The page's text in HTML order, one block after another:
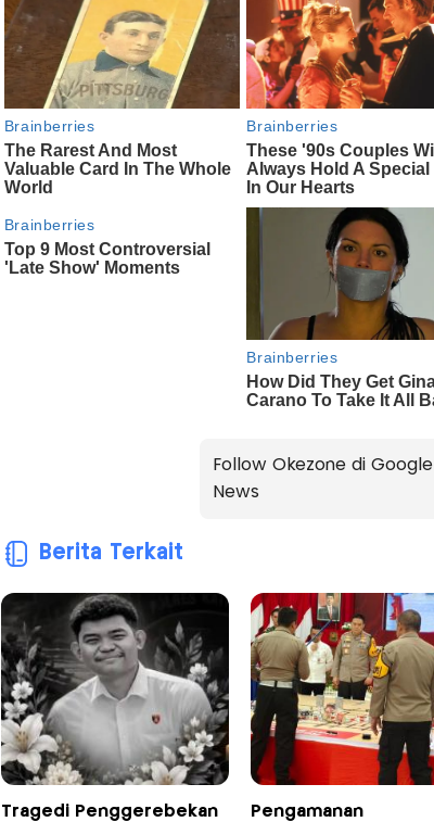
Follow Okezone di Google
News
Berita Terkait
Tragedi Penggerebekan
Pengamanan